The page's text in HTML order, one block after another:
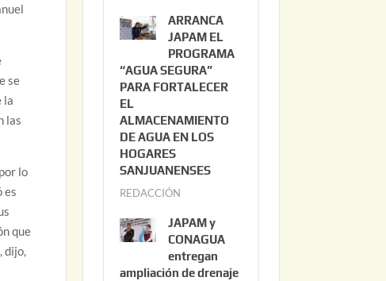
se
la
las
lo
es
que
dijo,
2
0
2
6
l
i
o
2
0
ARRANCA
JAPAM EL
PROGRAMA
“AGUA SEGURA”
PARA FORTALECER
EL
ALMACENAMIENTO
DE AGUA EN LOS
HOGARES
SANJUANENSES
REDACCIÓN
l
i
o
JAPAM y
CONAGUA
entregan
ampliación de drenaje